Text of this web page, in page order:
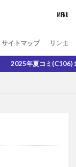
サイトマップ リンク
コミ(C106)１日目8/